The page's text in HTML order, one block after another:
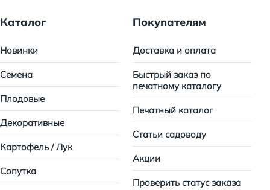
Каталог
Новинки
Семена
Плодовые
Декоративные
Картофель / Лук
Сопутка
Покупателям
Доставка и оплата
Быстрый заказ по
печатному каталогу
Печатный каталог
Статьи садоводу
Акции
Проверить статус заказа